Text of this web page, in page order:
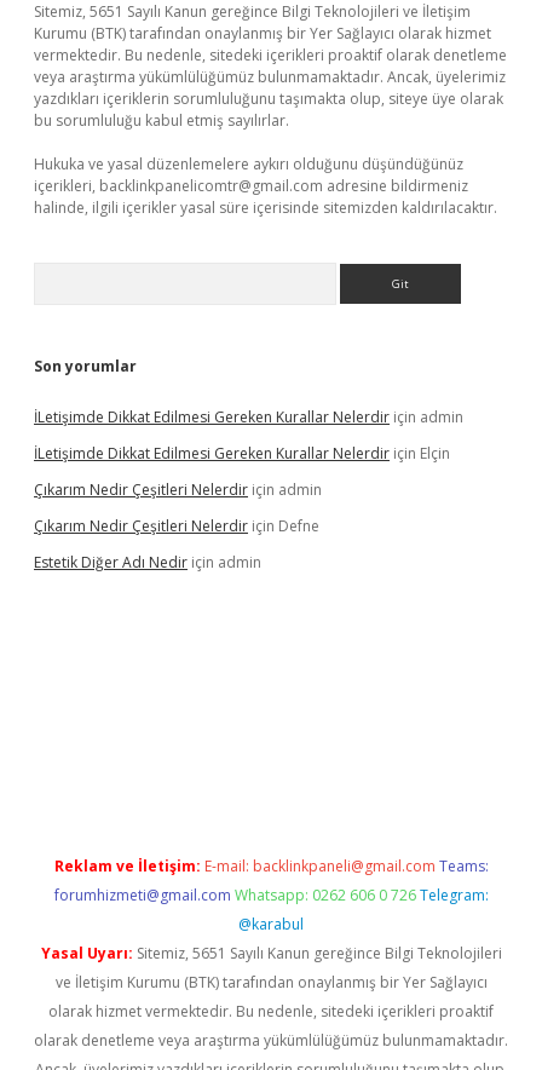
Sitemiz, 5651 Sayılı Kanun gereğince Bilgi Teknolojileri ve İletişim
Kurumu (BTK) tarafından onaylanmış bir Yer Sağlayıcı olarak hizmet
vermektedir. Bu nedenle, sitedeki içerikleri proaktif olarak denetleme
veya araştırma yükümlülüğümüz bulunmamaktadır. Ancak, üyelerimiz
yazdıkları içeriklerin sorumluluğunu taşımakta olup, siteye üye olarak
bu sorumluluğu kabul etmiş sayılırlar.
Hukuka ve yasal düzenlemelere aykırı olduğunu düşündüğünüz
içerikleri, backlinkpanelicomtr@gmail.com adresine bildirmeniz
halinde, ilgili içerikler yasal süre içerisinde sitemizden kaldırılacaktır.
Son yorumlar
İLetişimde Dikkat Edilmesi Gereken Kurallar Nelerdir için admin
İLetişimde Dikkat Edilmesi Gereken Kurallar Nelerdir için Elçin
Çıkarım Nedir Çeşitleri Nelerdir için admin
Çıkarım Nedir Çeşitleri Nelerdir için Defne
Estetik Diğer Adı Nedir için admin
Reklam ve İletişim: E-mail: backlinkpaneli@gmail.com Teams:
forumhizmeti@gmail.com Whatsapp: 0262 606 0 726 Telegram:
@karabul
Yasal Uyarı: Sitemiz, 5651 Sayılı Kanun gereğince Bilgi Teknolojileri
ve İletişim Kurumu (BTK) tarafından onaylanmış bir Yer Sağlayıcı
olarak hizmet vermektedir. Bu nedenle, sitedeki içerikleri proaktif
olarak denetleme veya araştırma yükümlülüğümüz bulunmamaktadır.